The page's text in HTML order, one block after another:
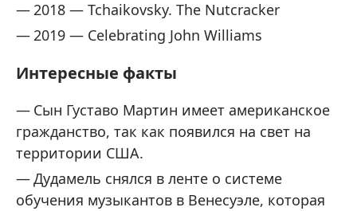
2018 — Tchaikovsky. The Nutcracker
2019 — Celebrating John Williams
Интересные факты
Сын Густаво Мартин имеет американское
гражданство, так как появился на свет на
территории США.
Дудамель снялся в ленте о системе
обучения музыкантов в Венесуэле, которая